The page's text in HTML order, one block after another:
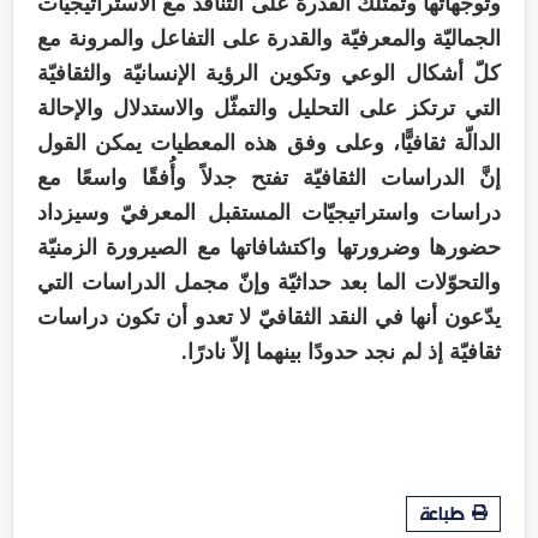
الجماليّة والمعرفيّة والقدرة على التفاعل والمرونة مع
كلّ أشكال الوعي وتكوين الرؤية الإنسانيّة والثقافيّة
التي ترتكز على التحليل والتمثّل والاستدلال والإحالة
الدالّة ثقافيًّا، وعلى وفق هذه المعطيات يمكن القول
إنَّ الدراسات الثقافيّة تفتح جدلاً وأُفقًا واسعًا مع
دراسات واستراتيجيّات المستقبل المعرفيّ وسيزداد
حضورها وضرورتها واكتشافاتها مع الصيرورة الزمنيّة
والتحوّلات الما بعد حداثيّة وإنّ مجمل الدراسات التي
يدّعون أنها في النقد الثقافيّ لا تعدو أن تكون دراسات
ثقافيّة إذ لم نجد حدودًا بينهما إلاّ نادرًا.
طباعة